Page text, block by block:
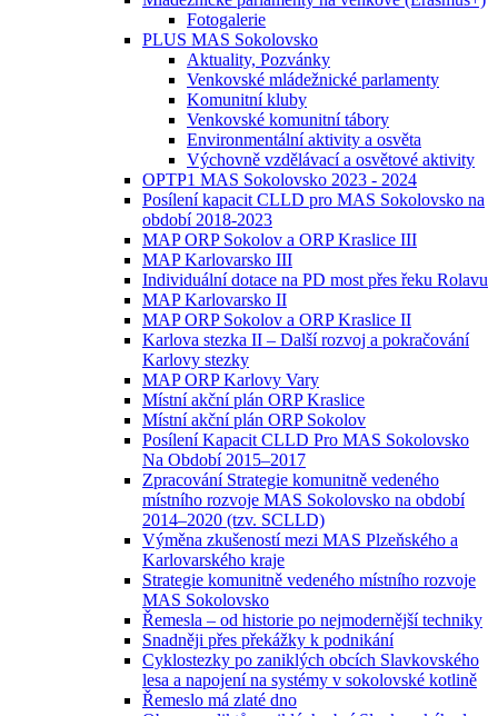
Fotogalerie
PLUS MAS Sokolovsko
Aktuality, Pozvánky
Venkovské mládežnické parlamenty
Komunitní kluby
Venkovské komunitní tábory
Environmentální aktivity a osvěta
Výchovně vzdělávací a osvětové aktivity
OPTP1 MAS Sokolovsko 2023 - 2024
Posílení kapacit CLLD pro MAS Sokolovsko na
období 2018-2023
MAP ORP Sokolov a ORP Kraslice III
MAP Karlovarsko III
Individuální dotace na PD most přes řeku Rolavu
MAP Karlovarsko II
MAP ORP Sokolov a ORP Kraslice II
Karlova stezka II – Další rozvoj a pokračování
Karlovy stezky
MAP ORP Karlovy Vary
Místní akční plán ORP Kraslice
Místní akční plán ORP Sokolov
Posílení Kapacit CLLD Pro MAS Sokolovsko
Na Období 2015–2017
Zpracování Strategie komunitně vedeného
místního rozvoje MAS Sokolovsko na období
2014–2020 (tzv. SCLLD)
Výměna zkušeností mezi MAS Plzeňského a
Karlovarského kraje
Strategie komunitně vedeného místního rozvoje
MAS Sokolovsko
Řemesla – od historie po nejmodernější techniky
Snadněji přes překážky k podnikání
Cyklostezky po zaniklých obcích Slavkovského
lesa a napojení na systémy v sokolovské kotlině
Řemeslo má zlaté dno